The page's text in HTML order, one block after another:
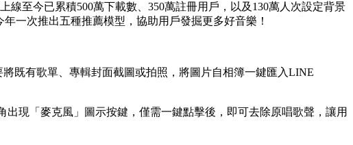
至今已累積500萬下載數、350萬註冊用戶，以及130萬人次設定背景
一次推出五種推薦模型，協助用戶發掘更多好音樂！
既有歌單、專輯封面截圖或拍照，將圖片自相簿一鍵匯入LINE
現「麥克風」圖示按鍵，僅需一鍵點擊後，即可去除原唱歌聲，讓用